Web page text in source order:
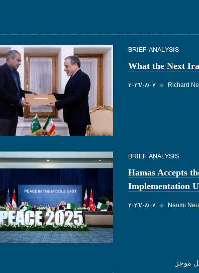
BRIEF ANALYSIS
What the Next
٠٧‏/٠٨‏/٢٠٢٦ ◆ Richard
BRIEF ANALYSIS
Hamas Accepts
Implementation
٠٧‏/٠٨‏/٢٠٢٦ ◆ Neomi
موجز